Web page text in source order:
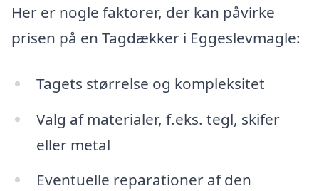
Her er nogle faktorer, der kan påvirke
prisen på en Tagdækker i Eggeslevmagle:
Tagets størrelse og kompleksitet
Valg af materialer, f.eks. tegl, skifer
eller metal
Eventuelle reparationer af den